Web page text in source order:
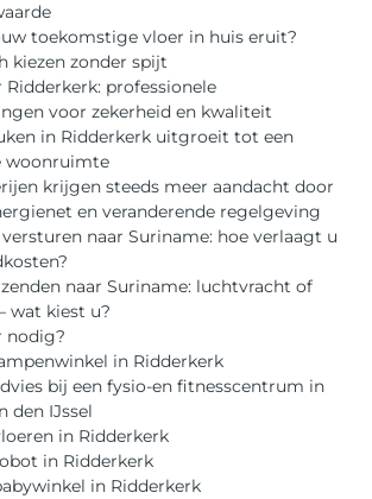
toekomstige vloer in huis eruit?
kiezen zonder spijt
Ridderkerk: professionele
voor zekerheid en kwaliteit
in Ridderkerk uitgroeit tot een
woonruimte
krijgen steeds meer aandacht door
en veranderende regelgeving
naar Suriname: hoe verlaagt u
naar Suriname: luchtvracht of
wat kiest u?
nodig?
in Ridderkerk
bij een fysio-en fitnesscentrum in
den IJssel
in Ridderkerk
in Ridderkerk
in Ridderkerk